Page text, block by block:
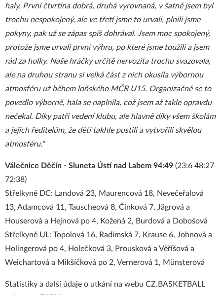
haly. První čtvrtina dobrá, druhá vyrovnaná, v šatně jsem byl
trochu nespokojený, ale ve třetí jsme to urvali, plnili jsme
pokyny, pak už se zápas spíš dohrával. Jsem moc spokojený,
protože jsme urvali první výhru, po které jsme toužili a jsem
rád za holky. Naše hráčky určitě nervozita trochu svazovala,
ale na druhou stranu si velká část z nich okusila výbornou
atmosféru už během loňského MČR U15. Organizačně se to
povedlo výborně, hala se naplnila, což jsem až takle opravdu
nečekal. Díky patří vedení klubu, ale hlavně díky všem školám
a jejich ředitelům, že děti takhle pustili a vytvořili skvělou
atmosféru."
Válečnice Děčín - Sluneta Ústí nad Labem 94:49 (23:6 48:27
72:38)
Střelkyně DC: Landová 23, Maurencová 18, Nevečeřalová
13, Adamcová 11, Tauscheová 8, Činková 7, Jägrová a
Houserová a Hejnová po 4, Kožená 2, Burdová a Dobošová
Střelkyně UL: Topolová 16, Radimská 7, Krause 6, Johnová a
Holingerová po 4, Holečková 3, Prousková a Věříšová a
Weichartová a Mikšíčková po 2, Vernerová 1, Münsterová
Statistiky a další údaje o utkání na webu CZ.BASKETBALL